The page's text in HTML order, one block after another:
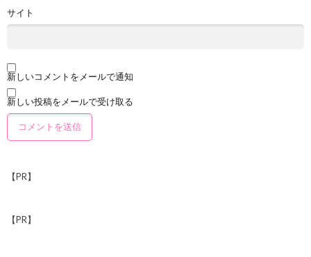
サイト
新しいコメントをメールで通知
新しい投稿をメールで受け取る
【PR】
【PR】